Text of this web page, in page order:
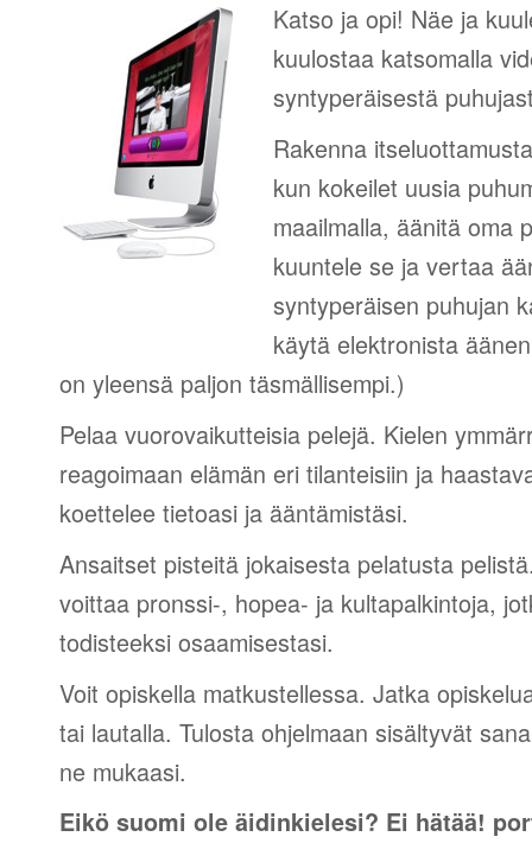
Katso ja opi! Näe ja
kuulostaa katsomalla
syntyperäisestä
Rakenna
kun kokeilet uusia
maailmalla, äänitä oma
kuuntele se ja vertaa
syntyperäisen puhujan
käytä elektronista
on yleensä paljon täsmällisempi.)
Pelaa vuorovaikutteisia pelejä. Kielen
reagoimaan elämän eri tilanteisiin ja
koettelee tietoasi ja ääntämistäsi.
Ansaitset pisteitä jokaisesta pelatusta
voittaa pronssi-, hopea- ja kultapalkintoja,
todisteeksi osaamisestasi.
Voit opiskella matkustellessa. Jatka
tai lautalla. Tulosta ohjelmaan sisältyvät
ne mukaasi.
Eikö suomi ole äidinkielesi? Ei hätää!